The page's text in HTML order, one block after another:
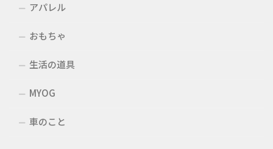
アパレル
おもちゃ
生活の道具
MYOG
車のこと